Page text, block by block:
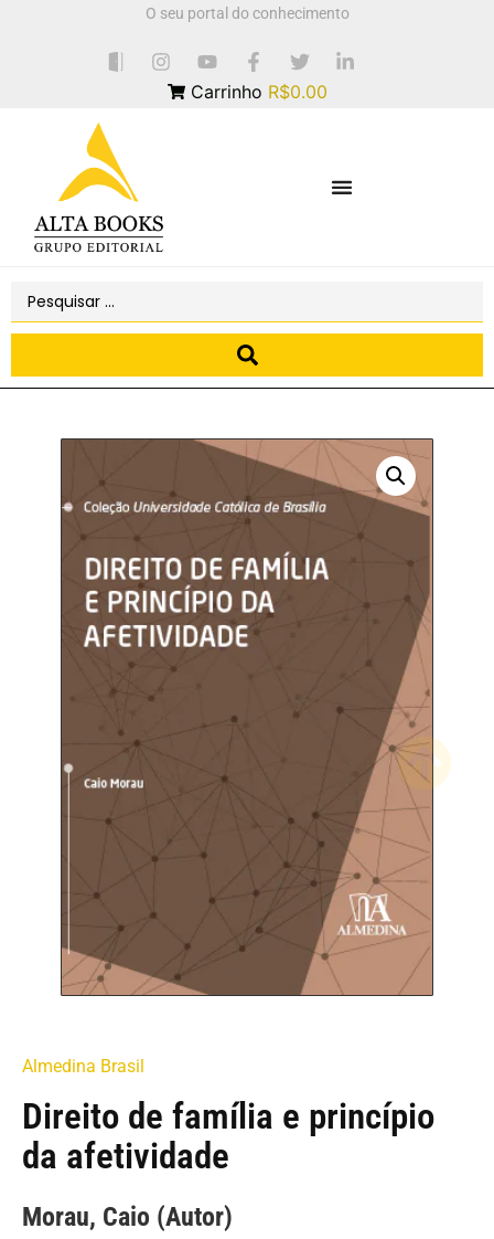
O seu portal do conhecimento
Carrinho R$0.00
Almedina Brasil
Direito de família e princípio
da afetividade
Morau, Caio (Autor)